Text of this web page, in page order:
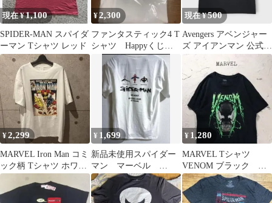
現在 ¥1,100
SPIDER-MAN スパイダ
ーマン Tシャツ レッド
¥2,300
ファンタスティック4 T
シャツ Happyくじ B
現在 ¥500
Avengers アベンジャー
ズ アイアンマン 公式映
画シネマ古着t メンズ
XL
¥2,299
MARVEL Iron Man コミ
ック柄 Tシャツ ホワイ
ト M
¥ 1,699
新品未使用スパイダー
マン マーベル
marvel tシャツ 古着ア
メリカ夏フェス
¥ 1,280
MARVEL Tシャツ
VENOM ブラック フ
ェード